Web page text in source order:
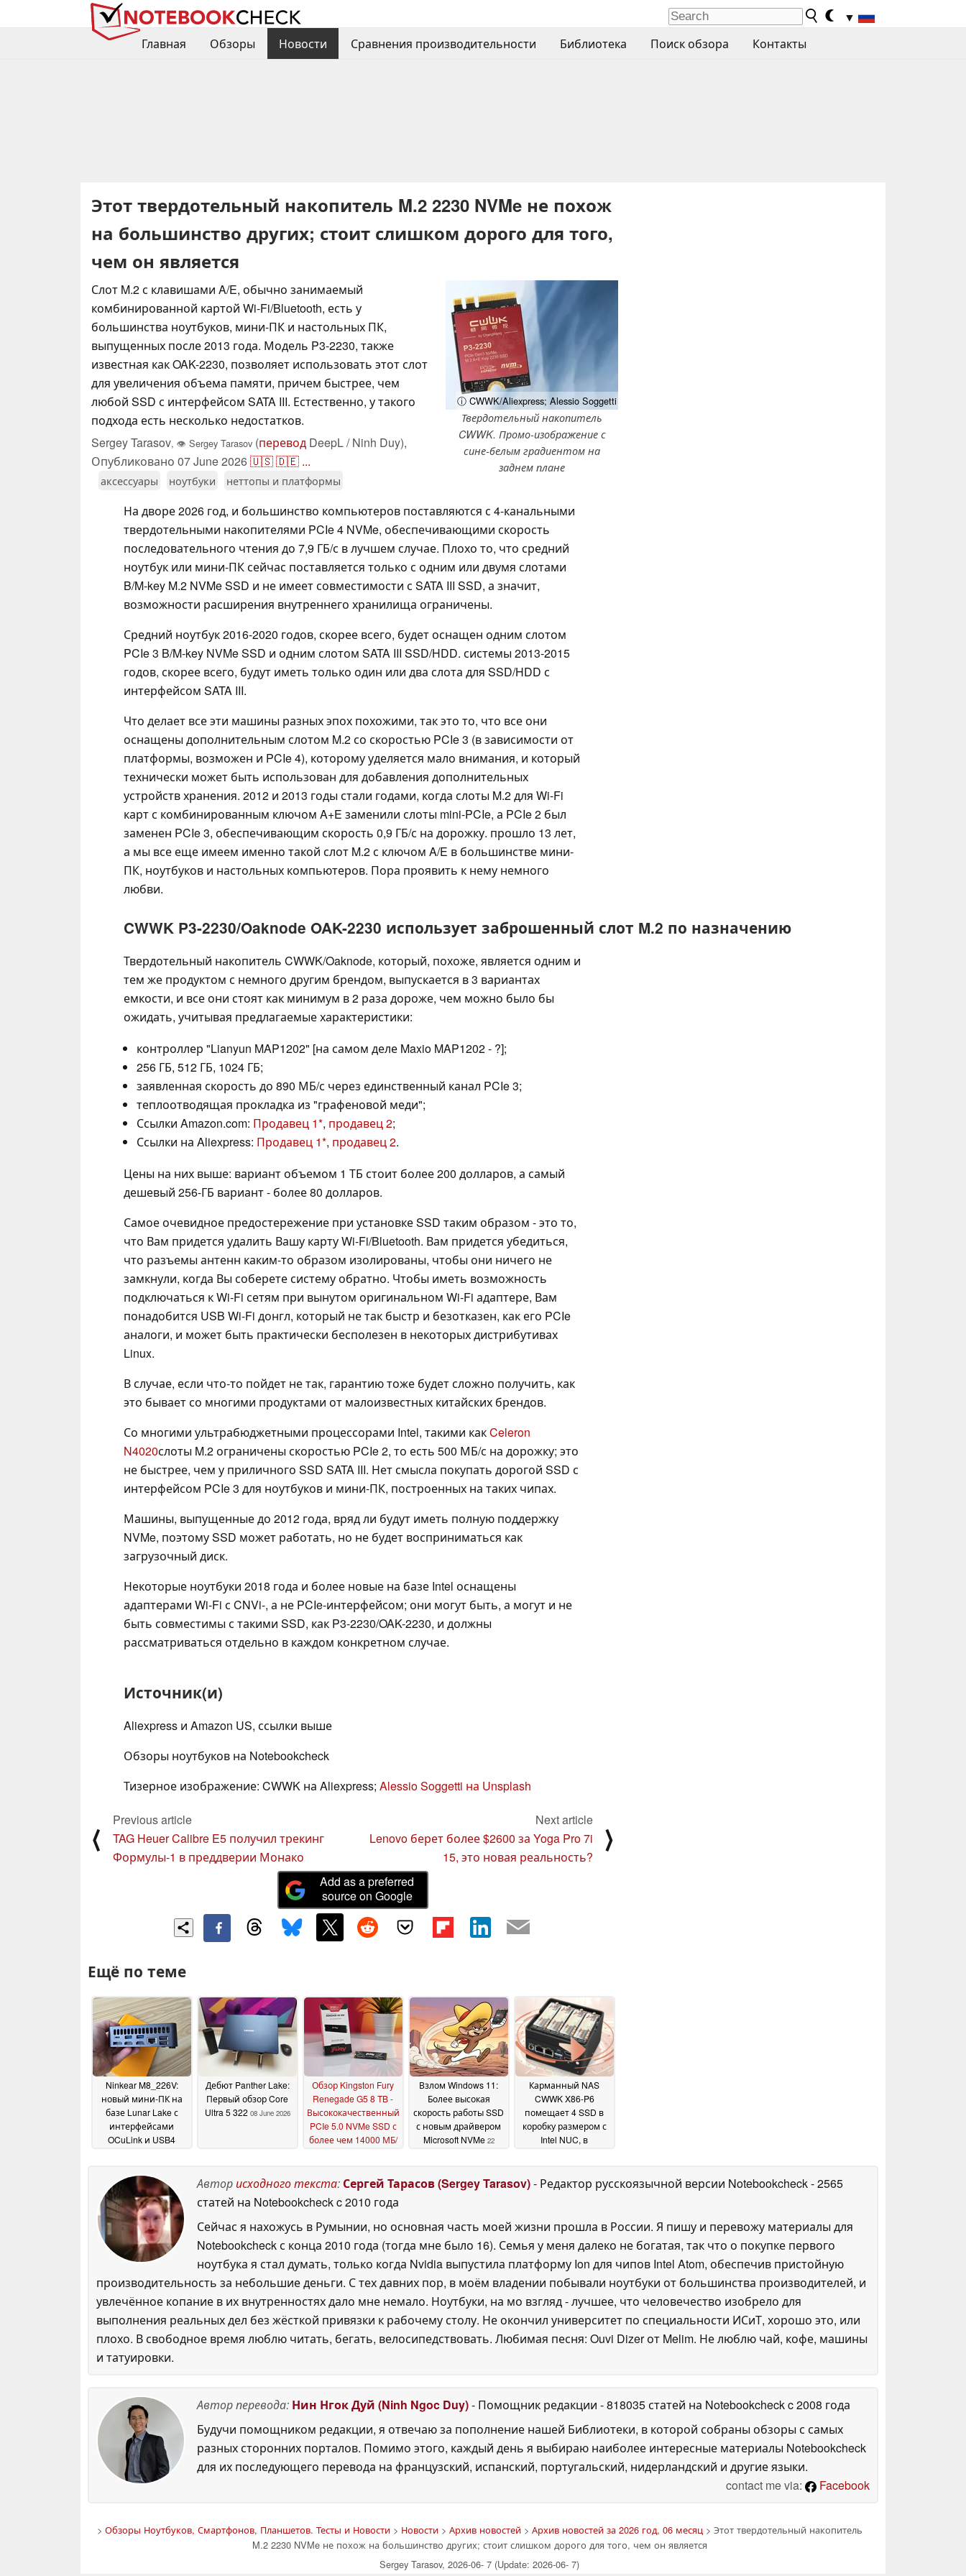
▼
Главная
Обзоры Новости Сравнения производительности Библиотека Поиск обзора Контакты
Этот твердотельный накопитель M.2 2230 NVMe не похож
на большинство других; стоит слишком дорого для того,
чем он является
ⓘ CWWK/Aliexpress; Alessio Soggetti
Твердотельный накопитель
CWWK. Промо-изображение с
сине-белым градиентом на
заднем плане
Слот M.2 с клавишами A/E, обычно занимаемый
комбинированной картой Wi-Fi/Bluetooth, есть у
большинства ноутбуков, мини-ПК и настольных ПК,
выпущенных после 2013 года. Модель P3-2230, также
известная как OAK-2230, позволяет использовать этот слот
для увеличения объема памяти, причем быстрее, чем
любой SSD с интерфейсом SATA III. Естественно, у такого
подхода есть несколько недостатков.
Sergey Tarasov, 👁 Sergey Tarasov (перевод DeepL / Ninh Duy),
Опубликовано 07 June 2026🇺🇸🇩🇪 ...
аксессуары ноутбуки неттопы и платформы
На дворе 2026 год, и большинство компьютеров поставляются с 4-канальными
твердотельными накопителями PCIe 4 NVMe, обеспечивающими скорость
последовательного чтения до 7,9 ГБ/с в лучшем случае. Плохо то, что средний
ноутбук или мини-ПК сейчас поставляется только с одним или двумя слотами
B/M-key M.2 NVMe SSD и не имеет совместимости с SATA III SSD, а значит,
возможности расширения внутреннего хранилища ограничены.
Средний ноутбук 2016-2020 годов, скорее всего, будет оснащен одним слотом
PCIe 3 B/M-key NVMe SSD и одним слотом SATA III SSD/HDD. системы 2013-2015
годов, скорее всего, будут иметь только один или два слота для SSD/HDD с
интерфейсом SATA III.
Что делает все эти машины разных эпох похожими, так это то, что все они
оснащены дополнительным слотом M.2 со скоростью PCIe 3 (в зависимости от
платформы, возможен и PCIe 4), которому уделяется мало внимания, и который
технически может быть использован для добавления дополнительных
устройств хранения. 2012 и 2013 годы стали годами, когда слоты M.2 для Wi-Fi
карт с комбинированным ключом A+E заменили слоты mini-PCIe, а PCIe 2 был
заменен PCIe 3, обеспечивающим скорость 0,9 ГБ/с на дорожку. прошло 13 лет,
а мы все еще имеем именно такой слот M.2 с ключом A/E в большинстве мини-
ПК, ноутбуков и настольных компьютеров. Пора проявить к нему немного
любви.
CWWK P3-2230/Oaknode OAK-2230 использует заброшенный слот M.2 по назначению
Твердотельный накопитель CWWK/Oaknode, который, похоже, является одним и
тем же продуктом с немного другим брендом, выпускается в 3 вариантах
емкости, и все они стоят как минимум в 2 раза дороже, чем можно было бы
ожидать, учитывая предлагаемые характеристики:
контроллер "Lianyun MAP1202" [на самом деле Maxio MAP1202 - ?];
256 ГБ, 512 ГБ, 1024 ГБ;
заявленная скорость до 890 МБ/с через единственный канал PCIe 3;
теплоотводящая прокладка из "графеновой меди";
Ссылки Amazon.com: Продавец 1 , продавец 2;
Ссылки на Aliexpress: Продавец 1 , продавец 2.
Цены на них выше: вариант объемом 1 ТБ стоит более 200 долларов, а самый
дешевый 256-ГБ вариант - более 80 долларов.
Самое очевидное предостережение при установке SSD таким образом - это то,
что Вам придется удалить Вашу карту Wi-Fi/Bluetooth. Вам придется убедиться,
что разъемы антенн каким-то образом изолированы, чтобы они ничего не
замкнули, когда Вы соберете систему обратно. Чтобы иметь возможность
подключаться к Wi-Fi сетям при вынутом оригинальном Wi-Fi адаптере, Вам
понадобится USB Wi-Fi донгл, который не так быстр и безотказен, как его PCIe
аналоги, и может быть практически бесполезен в некоторых дистрибутивах
Linux.
В случае, если что-то пойдет не так, гарантию тоже будет сложно получить, как
это бывает со многими продуктами от малоизвестных китайских брендов.
Со многими ультрабюджетными процессорами Intel, такими какCeleron
N4020слоты M.2 ограничены скоростью PCIe 2, то есть 500 МБ/с на дорожку; это
не быстрее, чем у приличного SSD SATA III. Нет смысла покупать дорогой SSD с
интерфейсом PCIe 3 для ноутбуков и мини-ПК, построенных на таких чипах.
Машины, выпущенные до 2012 года, вряд ли будут иметь полную поддержку
NVMe, поэтому SSD может работать, но не будет восприниматься как
загрузочный диск.
Некоторые ноутбуки 2018 года и более новые на базе Intel оснащены
адаптерами Wi-Fi с CNVi-, а не PCIe-интерфейсом; они могут быть, а могут и не
быть совместимы с такими SSD, как P3-2230/OAK-2230, и должны
рассматриваться отдельно в каждом конкретном случае.
Источник(и)
Aliexpress и Amazon US, ссылки выше
Обзоры ноутбуков на Notebookcheck
Тизерное изображение: CWWK на Aliexpress; Alessio Soggetti на Unsplash
⟨
Previous article
TAG Heuer Calibre E5 получил трекинг
Формулы-1 в преддверии Монако
Next article
Lenovo берет более $2600 за Yoga Pro 7i
15, это новая реальность?
⟩
Add as a preferred
source on Google
Ещё по теме
Ninkear M8_226V:
новый мини-ПК на
базе Lunar Lake с
интерфейсами
OCuLink и USB4
Дебют Panther Lake:
Первый обзор Core
Ultra 5 322 08 June 2026
Обзор Kingston Fury
Renegade G5 8 TB -
Высококачественный
PCIe 5.0 NVMe SSD с
более чем 14000 МБ/
2025
Взлом Windows 11:
Более высокая
скорость работы SSD
с новым драйвером
Microsoft NVMe 22
Карманный NAS
CWWK X86-P6
помещает 4 SSD в
коробку размером с
Intel NUC, в
13 February 2025
Авторисходного текста: Сергей Тарасов (Sergey Tarasov)- Редактор русскоязычной версии Notebookcheck- 2565
статей на Notebookcheckc 2010 года
Сейчас я нахожусь в Румынии, но основная часть моей жизни прошла в России. Я пишу и перевожу материалы для
Notebookcheck с конца 2010 года (тогда мне было 16). Семья у меня далеко не богатая, так что о покупке первого
ноутбука я стал думать, только когда Nvidia выпустила платформу Ion для чипов Intel Atom, обеспечив пристойную
производительность за небольшие деньги. С тех давних пор, в моём владении побывали ноутбуки от большинства производителей, и
увлечённое копание в их внутренностях дало мне немало. Ноутбуки, на мо взгляд - лучшее, что человечество изобрело для
выполнения реальных дел без жёсткой привязки к рабочему столу. Не окончил университет по специальности ИСиТ, хорошо это, или
плохо. В свободное время люблю читать, бегать, велосипедствовать. Любимая песня: Ouvi Dizer от Melim. Не люблю чай, кофе, машины
и татуировки.
Автор перевода: Нин Нгок Дуй (Ninh Ngoc Duy)- Помощник редакции - 818035 статей на Notebookcheckc 2008 года
Будучи помощником редакции, я отвечаю за пополнение нашей Библиотеки, в которой собраны обзоры с самых
разных сторонних порталов. Помимо этого, каждый день я выбираю наиболее интересные материалы Notebookcheck
для их последующего перевода на французский, испанский, португальский, нидерландский и другие языки.
contact me via:
Facebook
> Обзоры Ноутбуков, Смартфонов, Планшетов. Тесты и Новости> Новости> Архив новостей> Архив новостей за 2026 год, 06 месяц > Этот твердотельный накопитель
M.2 2230 NVMe не похож на большинство других; стоит слишком дорого для того, чем он является
Sergey Tarasov, 2026-06- 7 (Update: 2026-06- 7)